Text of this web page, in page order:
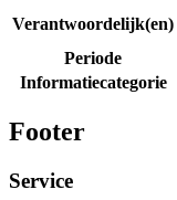
Verantwoordelijk(en)
Periode
Informatiecategorie
Footer
Service